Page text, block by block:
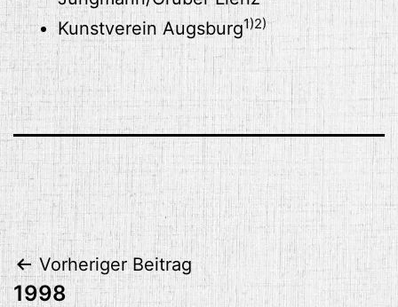
Kunstverein Augsburg1)2)
Beitragsnavigation
Vorheriger Beitrag
1998